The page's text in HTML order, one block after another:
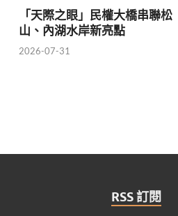
「天際之眼」民權大橋串聯松
山、內湖水岸新亮點
2026-07-31
RSS 訂閱